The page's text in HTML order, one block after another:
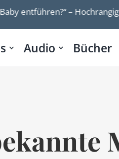
entführen?“ – Hochrangiger
Audio Bücher